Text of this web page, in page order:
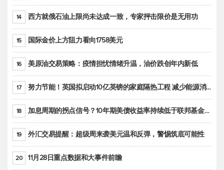
14 西方就俄石油上限尚未达成一致，专家抨击限价是无用功
15 国际金价上方阻力看向1758美元
16 美原油交易策略：疫情担忧情绪升温，油价跌创年内新低
17 努力节能！英国拟启动10亿英镑的家庭隔热工程 减少能源消耗
18 加息周期的拐点信号？10年期美债收益率持续低于联邦基金利率目标区间
19 外汇交易提醒：超级周来袭美元温和反弹，警惕筑底可能性
20 11月28日重点数据和大事件前瞻